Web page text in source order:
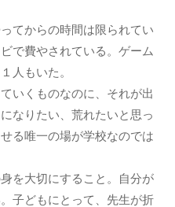
てからの時間は限られてい
で費やされている。ゲーム
人もいた。
いくものなのに、それが出
なりたい、荒れたいと思っ
る唯一の場が学校なのでは
を大切にすること。自分が
子どもにとって、先生が折